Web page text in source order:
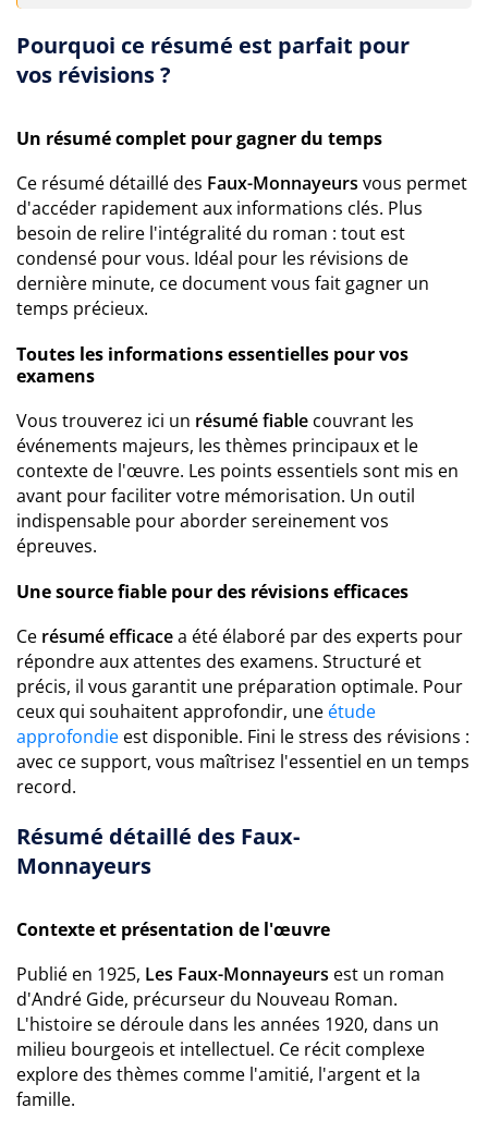
Pourquoi ce résumé est parfait pour
vos révisions ?
Un résumé complet pour gagner du temps
Ce résumé détaillé des Faux-Monnayeurs vous permet
d'accéder rapidement aux informations clés. Plus
besoin de relire l'intégralité du roman : tout est
condensé pour vous. Idéal pour les révisions de
dernière minute, ce document vous fait gagner un
temps précieux.
Toutes les informations essentielles pour vos
examens
Vous trouverez ici un résumé fiable couvrant les
événements majeurs, les thèmes principaux et le
contexte de l'œuvre. Les points essentiels sont mis en
avant pour faciliter votre mémorisation. Un outil
indispensable pour aborder sereinement vos
épreuves.
Une source fiable pour des révisions efficaces
Ce résumé efficacea été élaboré par des experts pour
répondre aux attentes des examens. Structuré et
précis, il vous garantit une préparation optimale. Pour
ceux qui souhaitent approfondir, une étude
approfondie est disponible. Fini le stress des révisions :
avec ce support, vous maîtrisez l'essentiel en un temps
record.
Résumé détaillé des Faux-
Monnayeurs
Contexte et présentation de l'œuvre
Publié en 1925, Les Faux-Monnayeurs est un roman
d'André Gide, précurseur du Nouveau Roman.
L'histoire se déroule dans les années 1920, dans un
milieu bourgeois et intellectuel. Ce récit complexe
explore des thèmes comme l'amitié, l'argent et la
famille.